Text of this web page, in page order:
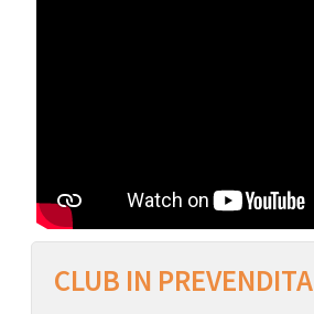
CLUB IN PREVENDITA